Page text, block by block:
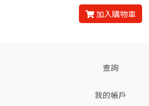
加入購物車
查詢
我的帳戶